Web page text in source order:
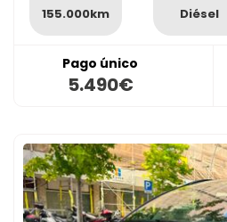
155.000km Diésel
Pago único
5.490€